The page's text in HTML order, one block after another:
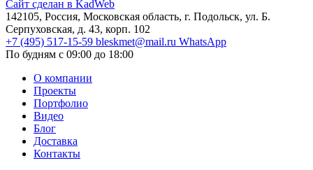
Сайт сделан в KadWeb
142105, Россия, Московская область, г. Подольск, ул. Б.
Серпуховская, д. 43, корп. 102
+7 (495) 517-15-59 bleskmet@mail.ru WhatsApp
По будням с 09:00 до 18:00
О компании
Проекты
Портфолио
Видео
Блог
Доставка
Контакты